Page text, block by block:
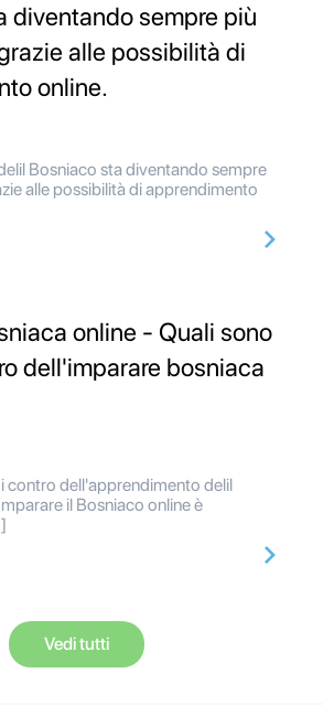
diventando sempre più
alle possibilità di
online.
Bosniaco sta diventando sempre
alle possibilità di apprendimento
online - Quali sono
dell'imparare bosniaca
contro dell'apprendimento delil
il Bosniaco online è
Vedi tutti